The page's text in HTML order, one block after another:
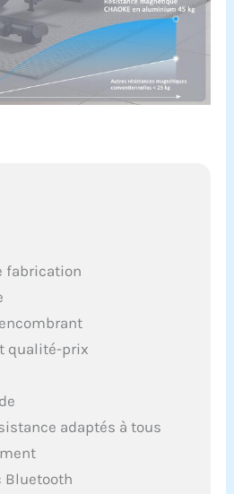
𝙋𝙐𝙄𝙎𝙎𝘼𝙉𝙏,
𝙁𝘼𝘾̧𝙊𝙉𝙉𝘼𝙉𝙏 𝙐𝙉
𝘾𝙊𝙍𝙋𝙎 𝙁𝙀𝙍𝙈𝙀 : 30
minutes d'aviron
équivalent à une heure
de jogging. Le rameur
aide à perdre de la
𝙎𝙀𝙍𝙑𝙄𝘾𝙀 𝘼𝙋𝙍𝙀̀𝙎-
𝙑𝙀𝙉𝙏𝙀
meilleurs services et
une garantie de cinq ans.
Pour toute question,
fabrication
qualité-prix
adaptés à tous